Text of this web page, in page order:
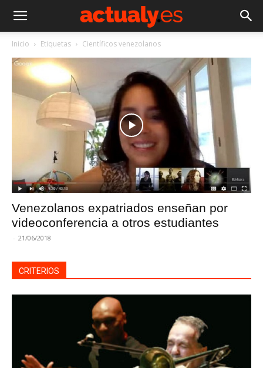
Inicio Etiquetas Científicos venezolanos
Venezolanos expatriados enseñan por
videoconferencia a otros estudiantes
- 21/06/2018
CRITERIOS